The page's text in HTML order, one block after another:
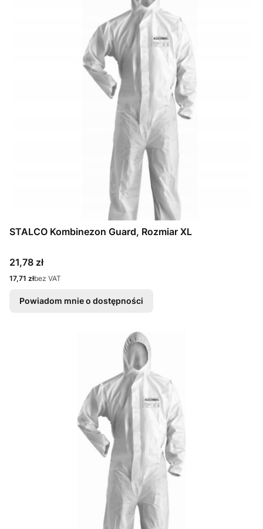
STALCO Kombinezon Guard, Rozmiar XL
Cena
21,78 zł
Cena
17,71 złbez VAT
Powiadom mnie o dostępności